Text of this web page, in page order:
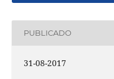
PUBLICADO
31-08-2017